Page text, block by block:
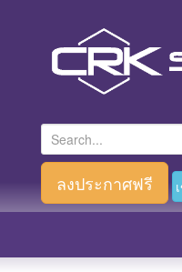
e
r
ลงประกาศฟรี